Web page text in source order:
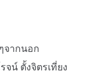
จากนอก
จน์ ตั้งจิตรเที่ยง